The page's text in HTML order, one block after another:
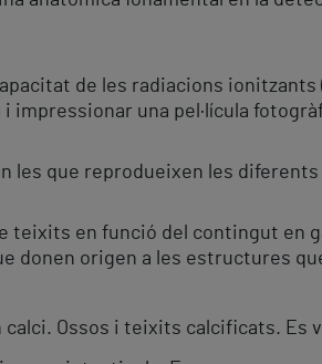
de les radiacions
una pel·lícula
les que reprodueixen les
en funció del contingut en
donen origen a les estructures
Ossos i teixits calcificats. Es